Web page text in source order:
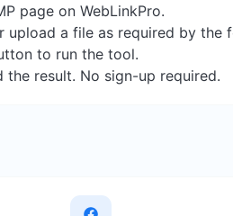
page on WebLinkPro.
upload a file as required by the
to run the tool.
the result. No sign-up required.